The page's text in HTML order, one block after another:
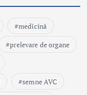
medicină
prelevare de organe
semne AVC